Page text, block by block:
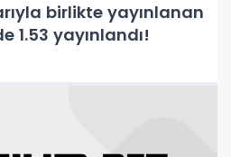
birlikte yayınlanan
1.53 yayınlandı!